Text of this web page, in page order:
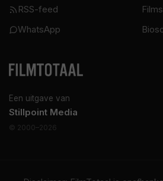
Een uitgave van
Stillpoint Media
© 2000–2026
RSS-feed
WhatsApp